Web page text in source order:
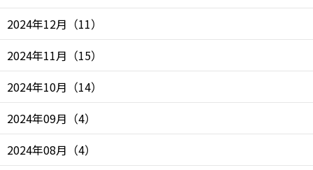
2024年12月 （11）
2024年11月 （15）
2024年10月 （14）
2024年09月 （4）
2024年08月 （4）